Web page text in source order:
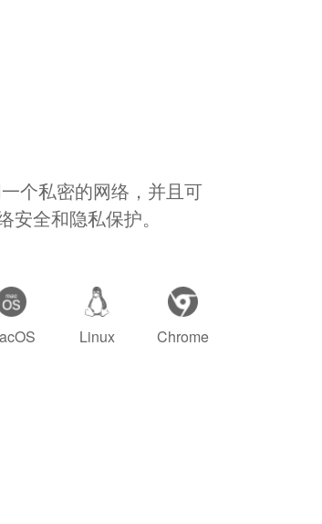
个私密的网络，并且可
全和隐私保护。
Linux Chrome